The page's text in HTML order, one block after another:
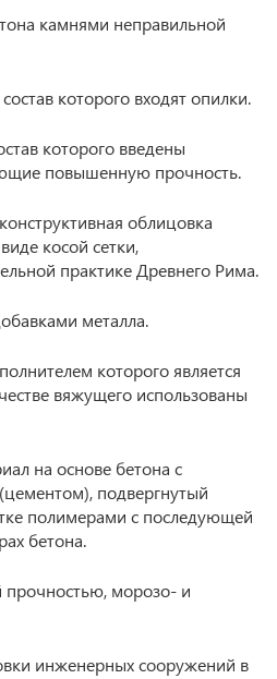
камнями неправильной
которого входят опилки.
которого введены
повышенную прочность.
облицовка
косой сетки,
практике Древнего Рима.
металла.
которого является
вяжущего использованы
на основе бетона с
подвергнутый
полимерами с последующей
бетона.
морозо- и
инженерных сооружений в